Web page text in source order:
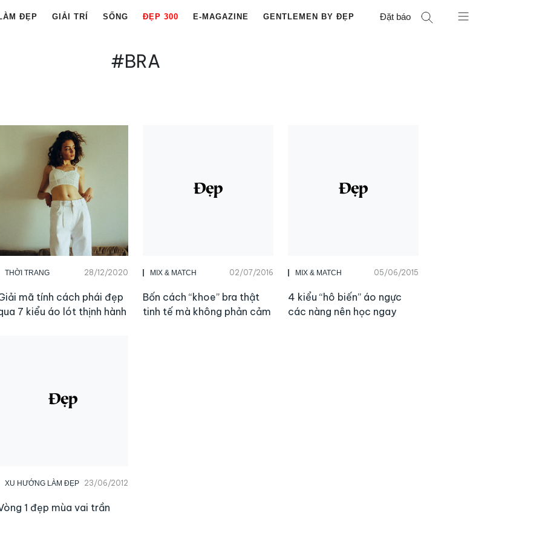
ĐẸP GIẢI TRÍ SỐNG ĐẸP 300 E-MAGAZINE GENTLEMEN BY ĐẸP Đặt báo
#BRA
THỜI TRANG 28/12/2020
mã tính cách phái đẹp
7 kiểu áo lót thịnh hành
MIX & MATCH 02/07/2016
Bốn cách “khoe” bra thật
tinh tế mà không phản cảm
MIX & MATCH 05/06/2015
4 kiểu “hô biến” áo ngực
các nàng nên học ngay
XU HƯỚNG LÀM ĐẸP 23/06/2012
1 đẹp mùa vai trần